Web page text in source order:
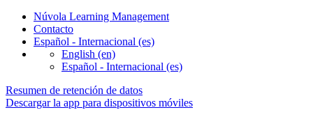
Núvola Learning Management
Contacto
Español - Internacional ‎(es)‎
English ‎(en)‎
Español - Internacional ‎(es)‎
Resumen de retención de datos
Descargar la app para dispositivos móviles